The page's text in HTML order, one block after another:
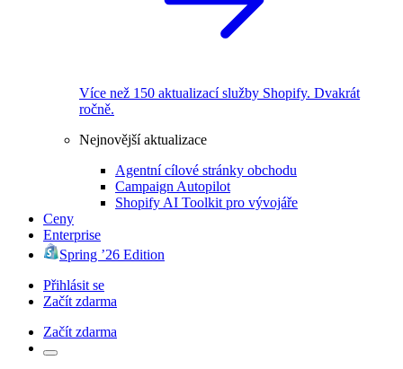
Více než 150 aktualizací služby Shopify. Dvakrát
ročně.
Nejnovější aktualizace
Agentní cílové stránky obchodu
Campaign Autopilot
Shopify AI Toolkit pro vývojáře
Ceny
Enterprise
Spring ’26 Edition
Přihlásit se
Začít zdarma
Začít zdarma